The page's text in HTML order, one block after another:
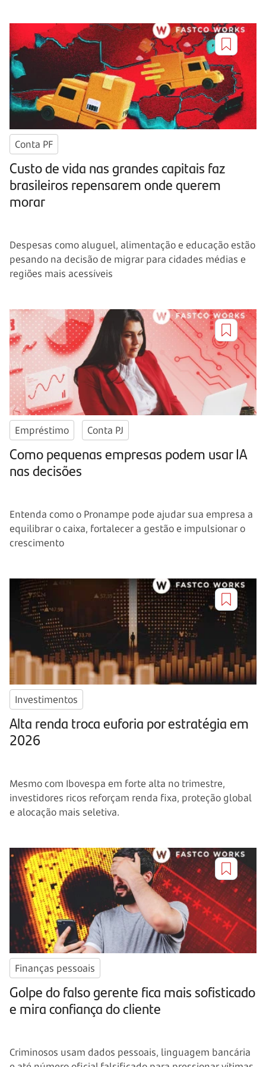
Conta PF
Custo de vida nas grandes capitais faz
brasileiros repensarem onde querem
morar
Despesas como aluguel, alimentação e educação estão
pesando na decisão de migrar para cidades médias e
regiões mais acessíveis
Empréstimo Conta PJ
Como pequenas empresas podem usar IA
nas decisões
Entenda como o Pronampe pode ajudar sua empresa a
equilibrar o caixa, fortalecer a gestão e impulsionar o
crescimento
Investimentos
Alta renda troca euforia por estratégia em
2026
Mesmo com Ibovespa em forte alta no trimestre,
investidores ricos reforçam renda fixa, proteção global
e alocação mais seletiva.
Finanças pessoais
Golpe do falso gerente fica mais sofisticado
e mira confiança do cliente
Criminosos usam dados pessoais, linguagem bancária